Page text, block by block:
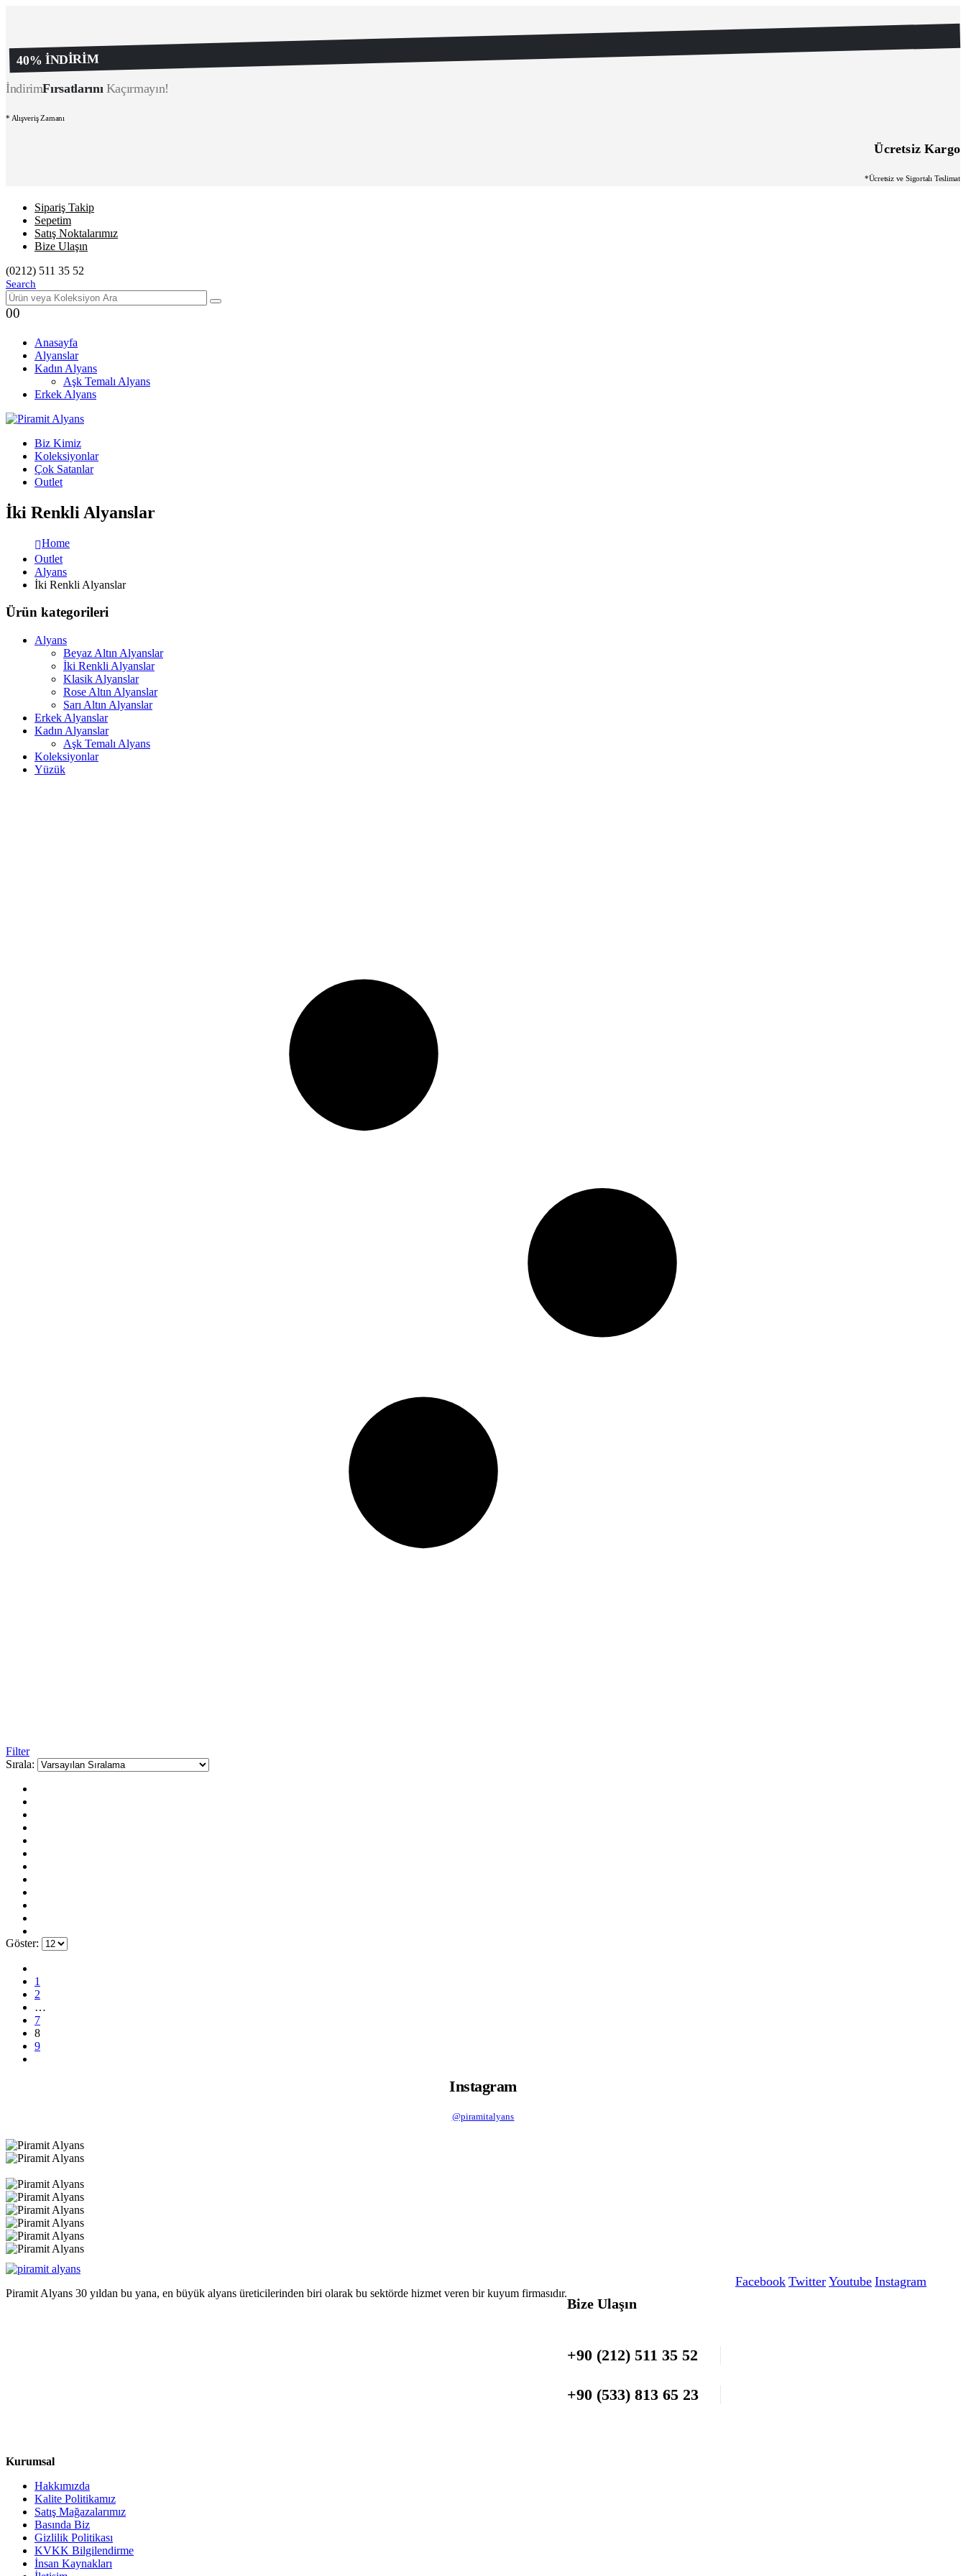
40% İNDİRİM
İndirimFırsatlarınıKaçırmayın!
* Alışveriş Zamanı
Ücretsiz Kargo
*Ücretsiz ve Sigortalı Teslimat
Sipariş Takip
Sepetim
Satış Noktalarımız
Bize Ulaşın
(0212) 511 35 52
Search
00
Anasayfa
Alyanslar
Kadın Alyans
Aşk Temalı Alyans
Erkek Alyans
Biz Kimiz
Koleksiyonlar
Çok Satanlar
Outlet
İki Renkli Alyanslar
Home
Outlet
Alyans
İki Renkli Alyanslar
Ürün kategorileri
Alyans
Beyaz Altın Alyanslar
İki Renkli Alyanslar
Klasik Alyanslar
Rose Altın Alyanslar
Sarı Altın Alyanslar
Erkek Alyanslar
Kadın Alyanslar
Aşk Temalı Alyans
Koleksiyonlar
Yüzük
Filter
Sırala:
Göster:
1
2
…
7
8
9
Instagram
@piramitalyans
Piramit Alyans 30 yıldan bu yana, en büyük alyans üreticilerinden biri olarak bu sektörde hizmet veren bir kuyum firmasıdır.
Bize Ulaşın
+90 (212) 511 35 52
+90 (533) 813 65 23
Facebook Twitter Youtube Instagram
Kurumsal
Hakkımızda
Kalite Politikamız
Satış Mağazalarımız
Basında Biz
Gizlilik Politikası
KVKK Bilgilendirme
İnsan Kaynakları